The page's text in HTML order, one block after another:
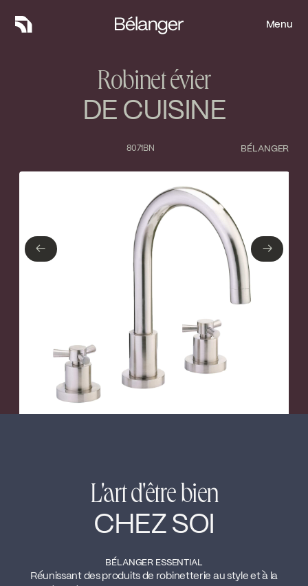
Menu
Menu
Robinet évier
DE CUISINE
BÉLANGER
8071BN
← →
L'art d'être bien
CHEZ SOI
BÉLANGER ESSENTIAL
Réunissant des produits de robinetterie au style et à la